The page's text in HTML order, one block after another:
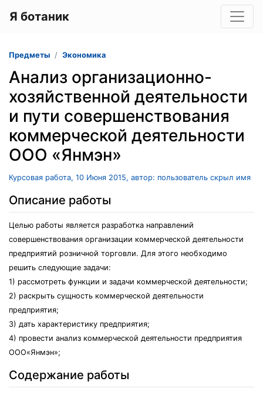
Я ботаник
Предметы Экономика
Анализ организационно-
хозяйственной деятельности
и пути совершенствования
коммерческой деятельности
ООО «Янмэн»
Курсовая работа, 10 Июня 2015, автор: пользователь скрыл имя
Описание работы
Целью работы является разработка направлений
совершенствования организации коммерческой деятельности
предприятий розничной торговли. Для этого необходимо
решить следующие задачи:
1) рассмотреть функции и задачи коммерческой деятельности;
2) раскрыть сущность коммерческой деятельности
предприятия;
3) дать характеристику предприятия;
4) провести анализ коммерческой деятельности предприятия
ООО«Янмэн»;
Содержание работы